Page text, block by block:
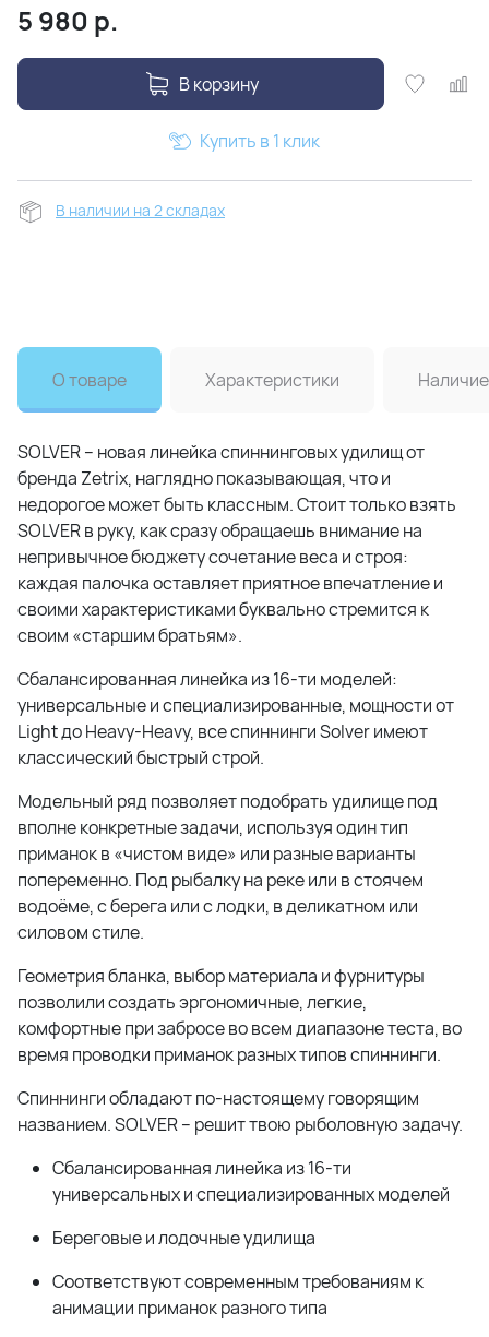
5 980 р.
В корзину
Купить в 1 клик
В наличии на 2 складах
О товаре Характеристики Наличие
SOLVER – новая линейка спиннинговых удилищ от
бренда Zetrix, наглядно показывающая, что и
недорогое может быть классным. Стоит только взять
SOLVER в руку, как сразу обращаешь внимание на
непривычное бюджету сочетание веса и строя:
каждая палочка оставляет приятное впечатление и
своими характеристиками буквально стремится к
своим «старшим братьям».
Сбалансированная линейка из 16-ти моделей:
универсальные и специализированные, мощности от
Light до Heavy-Heavy, все спиннинги Solver имеют
классический быстрый строй.
Модельный ряд позволяет подобрать удилище под
вполне конкретные задачи, используя один тип
приманок в «чистом виде» или разные варианты
попеременно. Под рыбалку на реке или в стоячем
водоёме, с берега или с лодки, в деликатном или
силовом стиле.
Геометрия бланка, выбор материала и фурнитуры
позволили создать эргономичные, легкие,
комфортные при забросе во всем диапазоне теста, во
время проводки приманок разных типов спиннинги.
Спиннинги обладают по-настоящему говорящим
названием. SOLVER – решит твою рыболовную задачу.
Сбалансированная линейка из 16-ти
универсальных и специализированных моделей
Береговые и лодочные удилища
Соответствуют современным требованиям к
анимации приманок разного типа